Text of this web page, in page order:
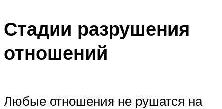
Стадии разрушения
отношений
Любые отношения не рушатся на